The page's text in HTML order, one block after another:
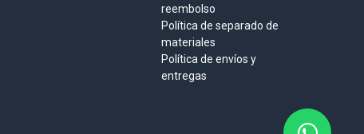
reembolso
Política de separado de
materiales
Política de envíos y
entregas